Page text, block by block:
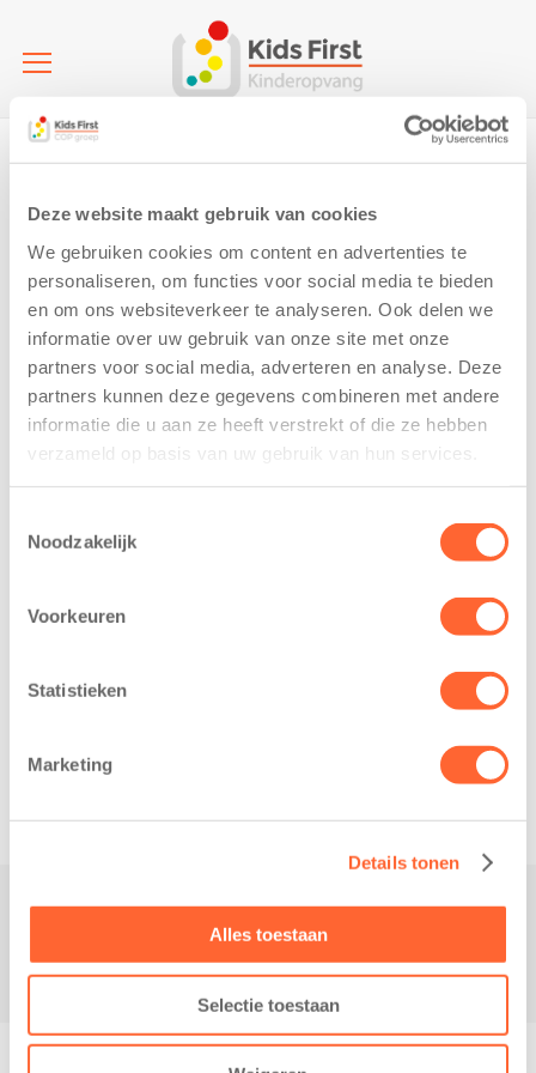
Deze website maakt gebruik van cookies
We gebruiken cookies om content en advertenties te
personaliseren, om functies voor social media te bieden
en om ons websiteverkeer te analyseren. Ook delen we
informatie over uw gebruik van onze site met onze
partners voor social media, adverteren en analyse. Deze
partners kunnen deze gegevens combineren met andere
informatie die u aan ze heeft verstrekt of die ze hebben
verzameld op basis van uw gebruik van hun services.
Noodzakelijk
Voorkeuren
Statistieken
Marketing
Details tonen
Alles toestaan
Selectie toestaan
It Sinnebern | Kinderdagverblijf | Leeuwarden (KDV)
18
1 December 2025